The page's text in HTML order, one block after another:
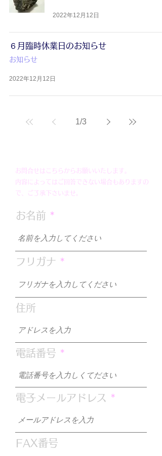
2022年12月12日
６月臨時休業日のお知らせ
お知らせ
2022年12月12日
1/3
お問合せはこちらからお願いいたします。
内容によってはご回答できない場合もありますの
で、ご了承下さいませ。
お名前
フリガナ
住所
電話番号
電子メールアドレス
FAX番号